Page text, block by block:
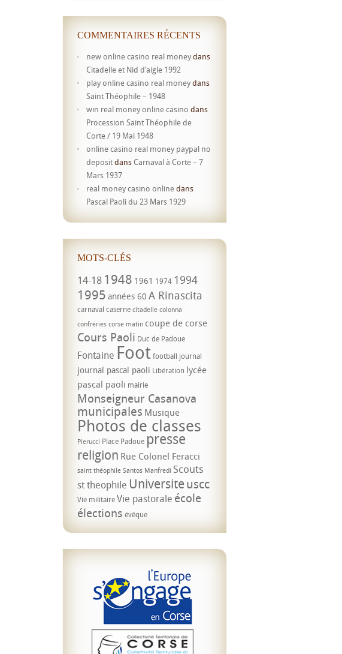
COMMENTAIRES RÉCENTS
new online casino real moneydans
Citadelle et Nid d’aigle 1992
play online casino real moneydans
Saint Théophile – 1948
win real money online casino dans
Procession Saint Théophile de
Corte / 19 Mai 1948
online casino real money paypal no
depositdansCarnaval à Corte – 7
Mars 1937
real money casino onlinedans
Pascal Paoli du 23 Mars 1929
MOTS-CLÉS
14-18 1948 1961 1974 1994
1995 années 60 A Rinascita
carnaval caserne citadelle colonna
confréries corse matin coupe de corse
Cours Paoli Duc de Padoue
Fontaine Footfootball journal
journal pascal paoli Libération lycée
pascal paoli mairie
Monseigneur Casanova
municipales Musique
Photos de classes
Pierucci Place Padoue presse
religion Rue Colonel Feracci
saint théophile Santos Manfredi Scouts
st theophile Universiteuscc
Vie militaireVie pastorale école
élections évêque